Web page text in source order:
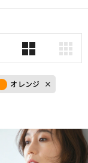
オレンジ